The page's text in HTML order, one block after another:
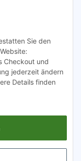
per E-Mail zu.
Abonnieren
Sie den
Checkout und
jederzeit ändern
Details finden